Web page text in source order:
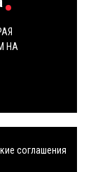
НА
соглашения